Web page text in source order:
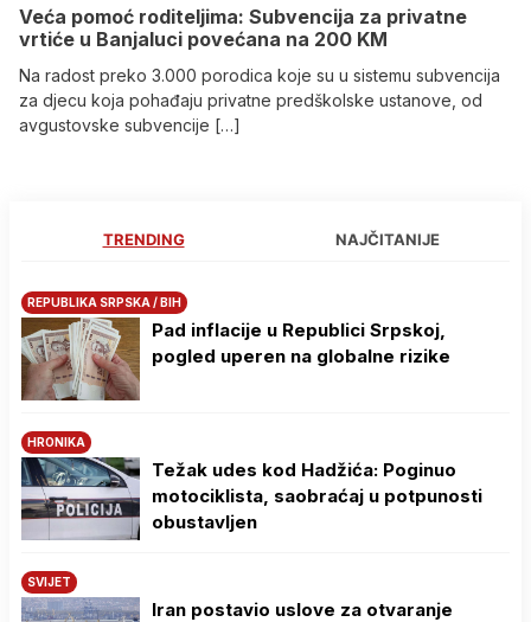
Veća pomoć roditeljima: Subvencija za privatne
vrtiće u Banjaluci povećana na 200 KM
Na radost preko 3.000 porodica koje su u sistemu subvencija
za djecu koja pohađaju privatne predškolske ustanove, od
avgustovske subvencije […]
TRENDING NAJČITANIJE
REPUBLIKA SRPSKA / BIH
Pad inflacije u Republici Srpskoj,
pogled uperen na globalne rizike
HRONIKA
Težak udes kod Hadžića: Poginuo
motociklista, saobraćaj u potpunosti
obustavljen
SVIJET
Iran postavio uslove za otvaranje